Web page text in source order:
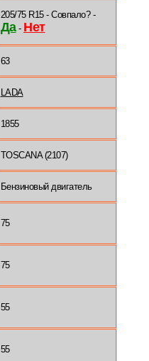
205/75 R15 - Совпало? -
Да- Нет
63
LADA
1855
TOSCANA (2107)
Бензиновый двигатель
75
75
55
55